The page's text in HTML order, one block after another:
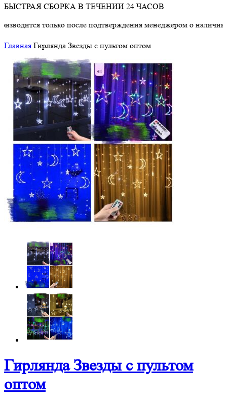
БЫСТРАЯ СБОРКА В ТЕЧЕНИИ 24 ЧАСОВ
только после подтверждения менеджером о наличии товара.
Главная Гирлянда Звезды с пультом оптом
Гирлянда Звезды с пультом
оптом